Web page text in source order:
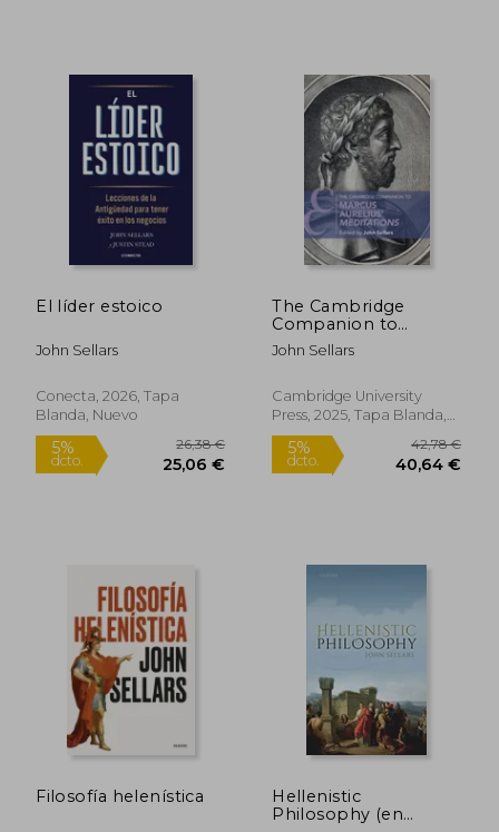
18,43 € dcto.
El líder estoico
John Sellars
Conecta, 2026, Tapa
Blanda, Nuevo
The Cambridge
Companion to
Marcus Aurelius'
Meditations (en
John Sellars
Cambridge University
Press, 2025, Tapa Blanda,
Nuevo
Filosofía helenística
Hellenistic
Philosophy (en